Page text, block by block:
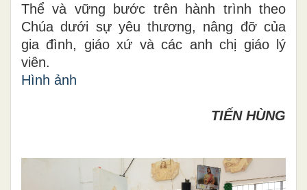
Thể và vững bước trên hành trình theo
Chúa dưới sự yêu thương, nâng đỡ của
gia đình, giáo xứ và các anh chị giáo lý
viên.
Hình ảnh
TIẾN HÙNG